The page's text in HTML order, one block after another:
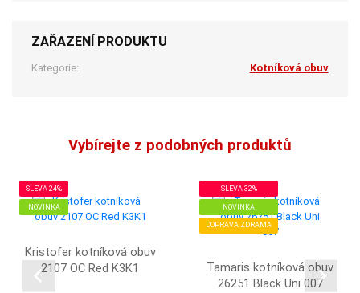
ZAŘAZENÍ PRODUKTU
Kategorie: Kotníková obuv
Vybírejte z podobných produktů
SLEVA 24%
NOVINKA
Kristofer kotníková obuv
2107 OC Red K3K1
SLEVA 32%
NOVINKA
DOPRAVA ZDRAMA
Tamaris kotníková obuv
26251 Black Uni 007